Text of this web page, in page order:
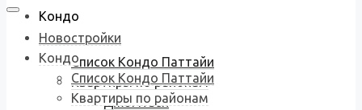
Кондо
Список Кондо Паттайи
Квартиры по районам
Джомтьен
Новостройки
Кондо
Список Кондо Паттайи
Квартиры по районам